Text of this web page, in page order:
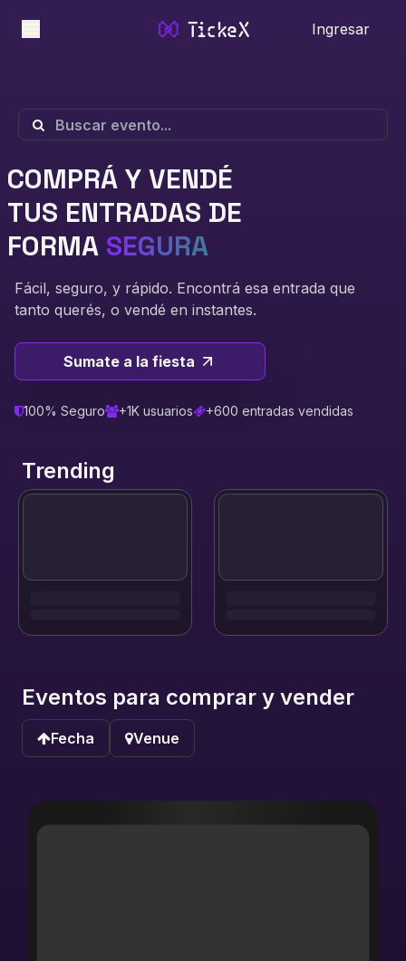
TickeX Ingresar
COMPRÁ Y VENDÉ
TUS ENTRADAS DE
FORMA SEGURA
Fácil, seguro, y rápido. Encontrá esa entrada que
tanto querés, o vendé en instantes.
Sumate a la fiesta
100% Seguro +1K usuarios +600 entradas vendidas
Trending
Eventos para comprar y vender
Fecha Venue